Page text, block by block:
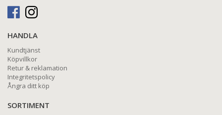
HANDLA
Kundtjänst
Köpvillkor
Retur & reklamation
Integritetspolicy
Ångra ditt köp
SORTIMENT